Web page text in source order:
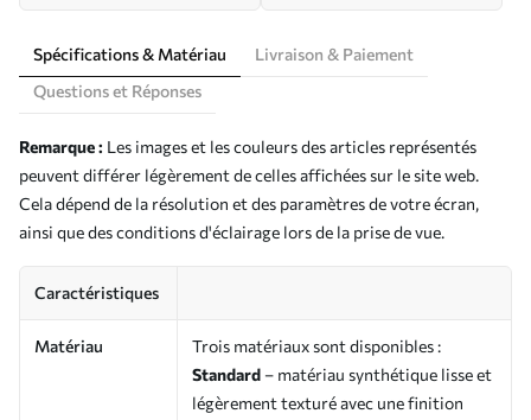
Spécifications & Matériau
Livraison & Paiement
Questions et Réponses
Remarque : Les images et les couleurs des articles représentés
peuvent différer légèrement de celles affichées sur le site web.
Cela dépend de la résolution et des paramètres de votre écran,
ainsi que des conditions d'éclairage lors de la prise de vue.
Caractéristiques
Matériau
Trois matériaux sont disponibles :
Standard – matériau synthétique lisse et
légèrement texturé avec une finition